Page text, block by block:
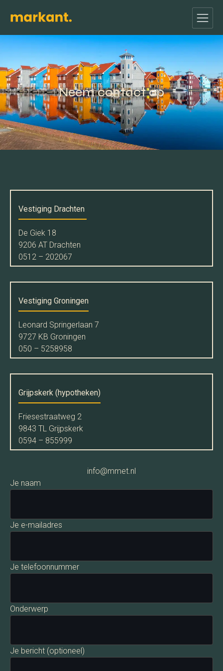
Neem contact op
Vestiging Drachten
De Giek 18
9206 AT Drachten
0512 – 202067
Vestiging Groningen
Leonard Springerlaan 7
9727 KB Groningen
050 – 5258958
Grijpskerk (hypotheken)
Friesestraatweg 2
9843 TL Grijpskerk
0594 – 855999
info@mmet.nl
Je naam
Je e-mailadres
Je telefoonnummer
Onderwerp
Je bericht (optioneel)